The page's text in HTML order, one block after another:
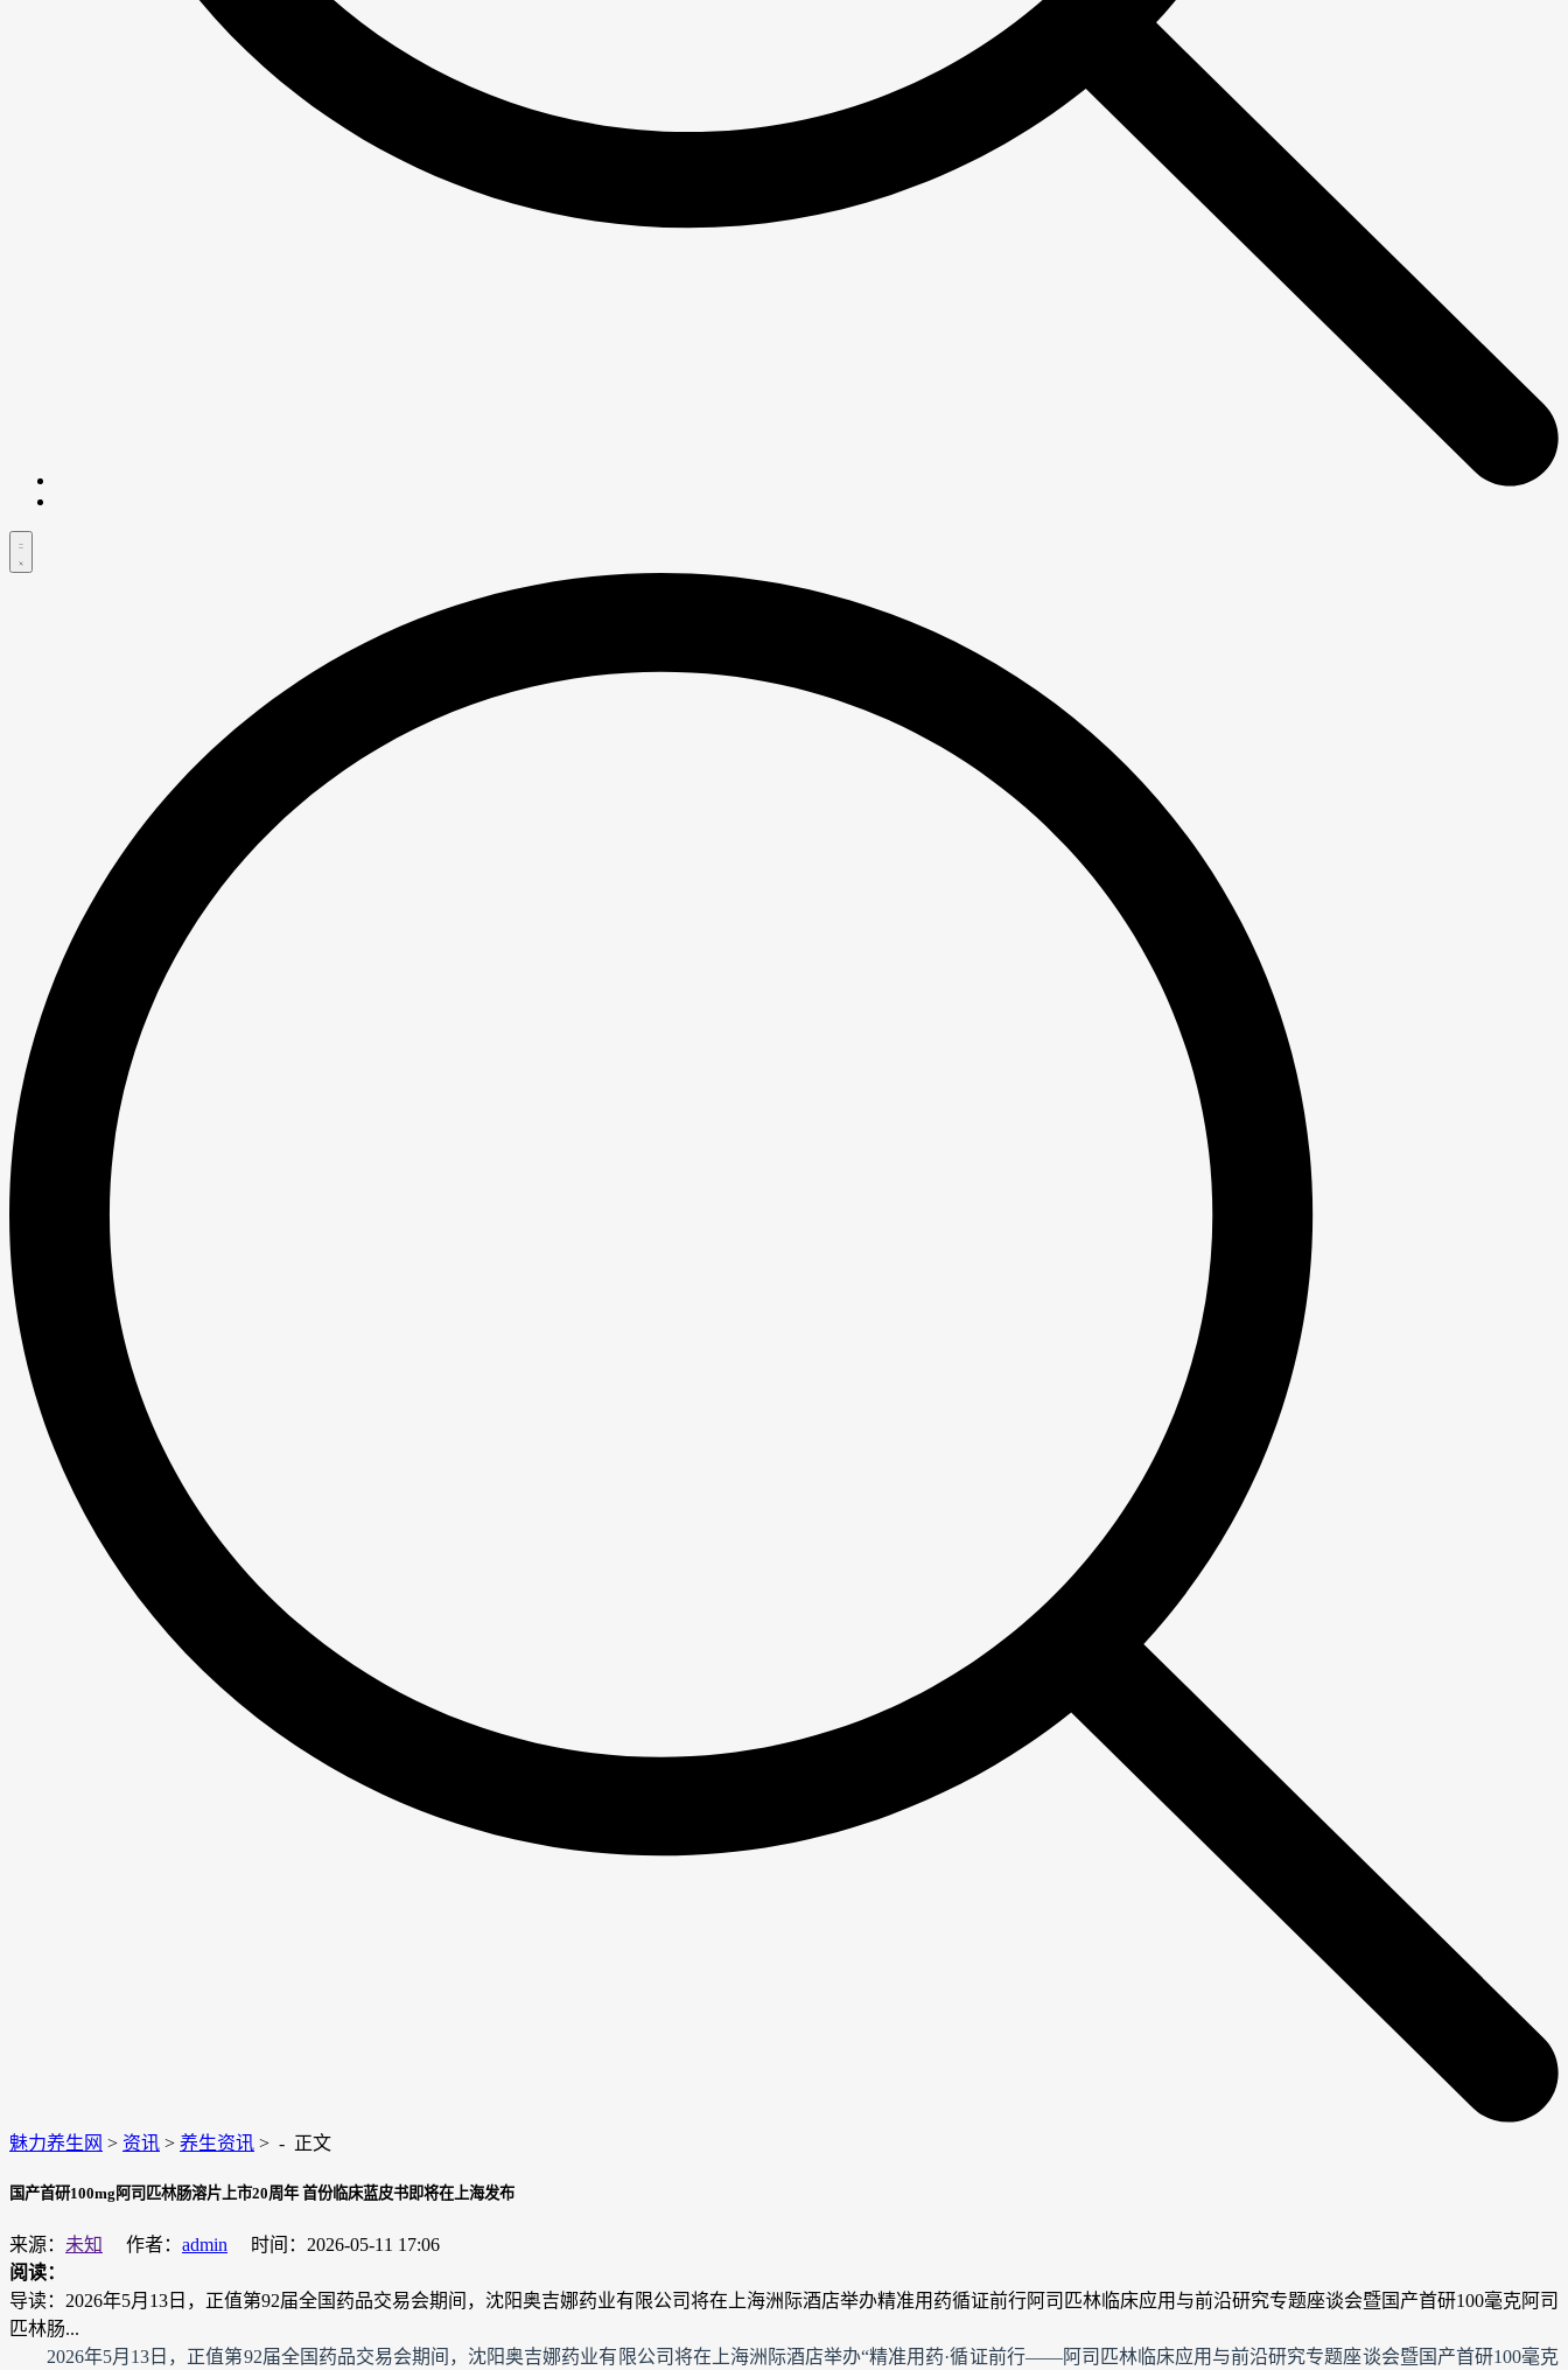
魅力养生网 > 资讯 > 养生资讯 > - 正文
国产首研100mg阿司匹林肠溶片上市20周年 首份临床蓝皮书即将在上海发布
来源： 未知 作者： admin
时间：2026-05-11 17:06
阅读：
导读：2026年5月13日，正值第92届全国药品交易会期间，沈阳奥吉娜药业有限公司将在上海洲际酒店举办精准用药循证前行阿司匹林临床应用与前沿研究专题座谈会暨国产首研100毫克阿司
匹林肠...
2026年5月13日，正值第92届全国药品交易会期间，沈阳奥吉娜药业有限公司将在上海洲际酒店举办“精准用药·循证前行——阿司匹林临床应用与前沿研究专题座谈会暨国产首研100毫克